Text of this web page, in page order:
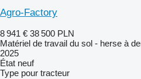
Agro-Factory
8 941 € 38 500 PLN
Matériel de travail du sol - herse à
2025
État neuf
Type pour tracteur